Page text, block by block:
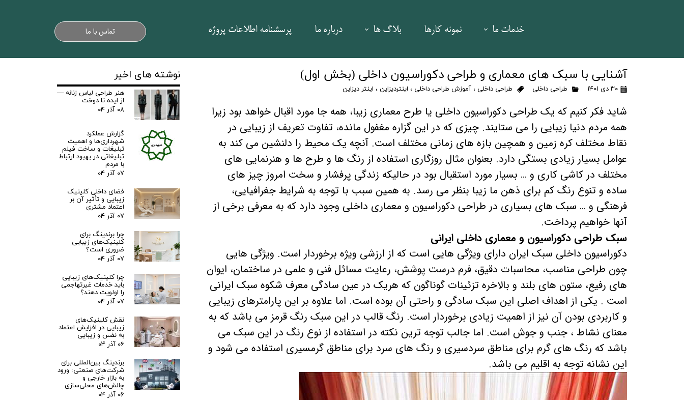
خدمات ما
برندینگ و مارکتینگ
پکیج ویژه سمینار و همایش
طراحی و تولید انواع تیزر
عکاسی تبلیغاتی | صنعتی
فیلم تبلیغاتی | صنعتی
طراحی هویت بصری
طراحی کتابچه گزارش عملکرد
روتوسکوپی پوششی
ترجمه تخصصی
نمونه کارها بلاگ ها
سینما
ارز دیجیتال
تکنولوژی
برندینگ و مارکتینگ "کلینیک زیبایی"
استراتژی برند و ری‌برندینگ
بازاریابی و توسعه بازار
تجربه مشتری و ارتباط با مشتری
طراحی و دوخت لباس بانوان
درباره ما پرسشنامه اطلاعات پروژه تماس با ما
آشنایی با سبک های معماری و طراحی دکوراسیون داخلی (بخش اول)
۳۰ دی ۱۴۰۱ طراحی داخلی طراحی داخلی ، آموزش طراحی داخلی ، اینتردیزاین ، اینتر دیزاین
شاید فکر کنیم که یک طراحی دکوراسیون داخلی یا طرح معماری زیبا، همه جا مورد اقبال خواهد بود زیرا
همه مردم دنیا زیبایی را می ستایند. چیزی که در این گزاره مغفول مانده، تفاوت تعریف از زیبایی در
نقاط مختلف کره زمین و همچین بازه های زمانی مختلف است. آنچه یک محیط را دلنشین می کند به
عوامل بسیار زیادی بستگی دارد. بعنوان مثال روزگاری استفاده از رنگ ها و طرح ها و هنرنمایی های
مختلف در کاشی کاری و … بسیار مورد استقبال بود در حالیکه زندگی پرفشار و سخت امروز چیز های
ساده و تنوع رنگ کم برای ذهن ما زیبا بنظر می رسد. به همین سبب با توجه به شرایط جغرافیایی،
فرهنگی و … سبک های بسیاری در طراحی دکوراسیون و معماری داخلی وجود دارد که به معرفی برخی از
آنها خواهیم پرداخت.
سبک طراحی دکوراسیون و معماری داخلی ایرانی
دکوراسیون داخلی سبک ایران دارای ویژگی هایی است که از ارزشی ویژه برخوردار است. ویژگی هایی
چون طراحی مناسب، محاسبات دقیق، فرم درست پوشش، رعایت مسائل فنی و علمی در ساختمان، ایوان
های رفیع، ستون های بلند و بالاخره تزئینات گوناگون که هریک در عین سادگی معرف شکوه سبک ایرانی
است . یکی از اهداف اصلی این سبک سادگی و راحتی آن بوده است. اما علاوه بر این پارامترهای زیبایی
و کاربردی بودن آن نیز از اهمیت زیادی برخوردار است. رنگ قالب در این سبک رنگ قرمز می باشد که به
معنای نشاط ، جنب و جوش است. اما جالب توجه ترین نکته در استفاده از نوع رنگ در این سبک می
باشد که رنگ های گرم برای مناطق سردسیری و رنگ های سرد برای مناطق گرمسیری استفاده می شود و
این نشانه توجه به اقلیم می باشد.
نوشته های اخیر
هنر طراحی لباس زنانه —
از ایده تا دوخت
۰۸ آذر ۰۴
گزارش عملکرد
شهرداری‌ها و اهمیت
تبلیغات و ساخت فیلم
تبلیغاتی در بهبود ارتباط
با مردم
۰۷ آذر ۰۴
فضای داخلی کلینیک
زیبایی و تأثیر آن بر
اعتماد مشتری
۰۷ آذر ۰۴
چرا برندینگ برای
کلینیک‌های زیبایی
ضروری است؟
۰۷ آذر ۰۴
چرا کلینیک‌های زیبایی
باید خدمات غیرتهاجمی
را اولویت دهند؟
۰۷ آذر ۰۴
نقش کلینیک‌های
زیبایی در افزایش اعتماد
به نفس و زیبایی
۰۶ آذر ۰۴
برندینگ بین‌المللی برای
شرکت‌های صنعتی: ورود
به بازار خارجی و
چالش‌های محلی‌سازی
۰۶ آذر ۰۴